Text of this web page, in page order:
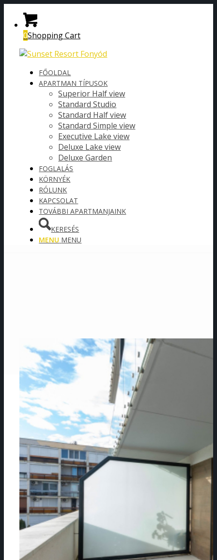
0Shopping Cart
FŐOLDAL
APARTMAN TÍPUSOK
Superior Half view
Standard Studio
Standard Half view
Standard Simple view
Executive Lake view
Deluxe Lake view
Deluxe Garden
FOGLALÁS
KÖRNYÉK
RÓLUNK
KAPCSOLAT
TOVÁBBI APARTMANJAINK
KERESÉS
MENU MENU